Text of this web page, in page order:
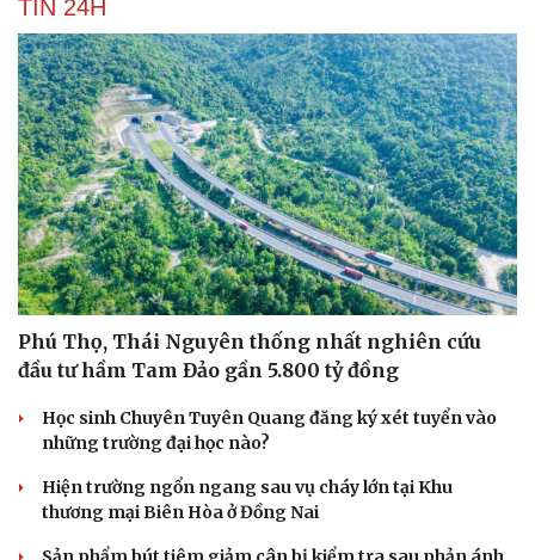
TIN 24H
Phú Thọ, Thái Nguyên thống nhất nghiên cứu
đầu tư hầm Tam Đảo gần 5.800 tỷ đồng
Học sinh Chuyên Tuyên Quang đăng ký xét tuyển vào
những trường đại học nào?
Hiện trường ngổn ngang sau vụ cháy lớn tại Khu
thương mại Biên Hòa ở Đồng Nai